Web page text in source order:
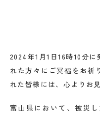
2024年1月1日16時10分
れた方々にご冥福をお祈
れた皆様には、心よりお
富山県において、被災